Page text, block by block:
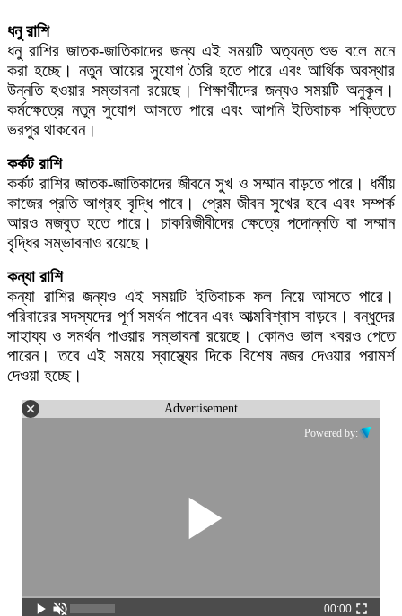
ধনু রাশি
ধনু রাশির জাতক-জাতিকাদের জন্য এই সময়টি অত্যন্ত শুভ বলে মনে
করা হচ্ছে। নতুন আয়ের সুযোগ তৈরি হতে পারে এবং আর্থিক অবস্থার
উন্নতি হওয়ার সম্ভাবনা রয়েছে। শিক্ষার্থীদের জন্যও সময়টি অনুকূল।
কর্মক্ষেত্রে নতুন সুযোগ আসতে পারে এবং আপনি ইতিবাচক শক্তিতে
ভরপুর থাকবেন।
কর্কট রাশি
কর্কট রাশির জাতক-জাতিকাদের জীবনে সুখ ও সম্মান বাড়তে পারে। ধর্মীয়
কাজের প্রতি আগ্রহ বৃদ্ধি পাবে। প্রেম জীবন সুখের হবে এবং সম্পর্ক
আরও মজবুত হতে পারে। চাকরিজীবীদের ক্ষেত্রে পদোন্নতি বা সম্মান
বৃদ্ধির সম্ভাবনাও রয়েছে।
কন্যা রাশি
কন্যা রাশির জন্যও এই সময়টি ইতিবাচক ফল নিয়ে আসতে পারে।
পরিবারের সদস্যদের পূর্ণ সমর্থন পাবেন এবং আত্মবিশ্বাস বাড়বে। বন্ধুদের
সাহায্য ও সমর্থন পাওয়ার সম্ভাবনা রয়েছে। কোনও ভাল খবরও পেতে
পারেন। তবে এই সময়ে স্বাস্থ্যের দিকে বিশেষ নজর দেওয়ার পরামর্শ
দেওয়া হচ্ছে।
Advertisement
Powered by:
00:00